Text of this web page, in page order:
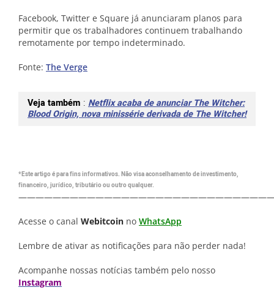
Facebook, Twitter e Square já anunciaram planos para
permitir que os trabalhadores continuem trabalhando
remotamente por tempo indeterminado.
Fonte: The Verge
Veja também : Netflix acaba de anunciar The Witcher:
Blood Origin, nova minissérie derivada de The Witcher!
*Este artigo é para fins informativos. Não visa aconselhamento de investimento,
financeiro, jurídico, tributário ou outro qualquer.
Acesse o canal Webitcoin no WhatsApp
Lembre de ativar as notificações para não perder nada!
Acompanhe nossas notícias também pelo nosso
Instagram